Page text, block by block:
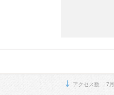
アクセス数 7月